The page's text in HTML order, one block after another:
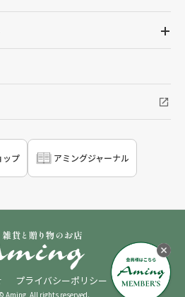
ップ アミングジャーナル
プライバシーポリシー
Aming, All rights reserved.